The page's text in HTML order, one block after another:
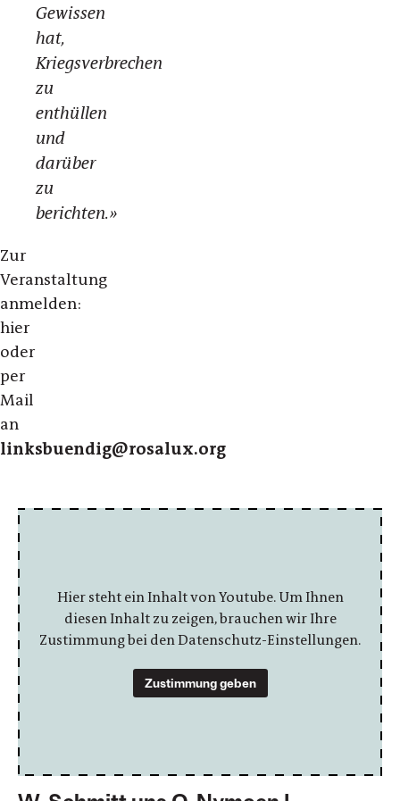
Gewissen
hat,
Kriegsverbrechen
zu
enthüllen
und
darüber
zu
berichten.»
Zur
Veranstaltung
anmelden:
hier
oder
per
Mail
an
linksbuendig@rosalux.org
Hier steht ein Inhalt von Youtube. Um Ihnen
diesen Inhalt zu zeigen, brauchen wir Ihre
Zustimmung bei den Datenschutz-Einstellungen.
Zustimmung geben